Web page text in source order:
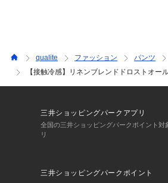
qualite ファッション パンツ
【接触冷感】リネンブレンドドロストオー
三井ショッピングパークアプリ
全国の三井ショッピングパークポイント対
リ
三井ショッピングパークポイント